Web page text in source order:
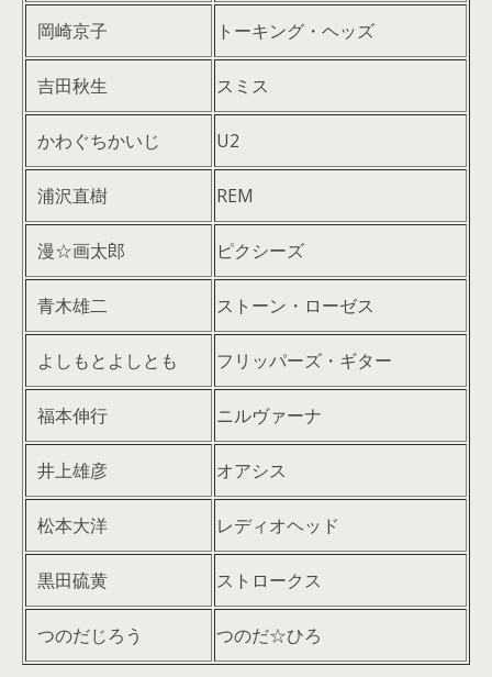
岡崎京子 トーキング・ヘッズ
吉田秋生 スミス
かわぐちかいじ U2
浦沢直樹 REM
漫☆画太郎 ピクシーズ
青木雄二 ストーン・ローゼス
よしもとよしとも フリッパーズ・ギター
福本伸行 ニルヴァーナ
井上雄彦 オアシス
松本大洋 レディオヘッド
黒田硫黄 ストロークス
つのだじろう つのだ☆ひろ